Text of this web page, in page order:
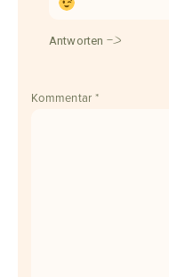
Antworten
Kommentar *